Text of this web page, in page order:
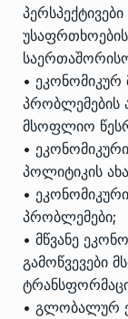
უსაფრთხოების
• ეკონომიკურ
პრობლემების
მსოფლიო
•
პოლიტიკის
•
პრობლემები;
• მწვანე
გამოწვევები
• გლობალურ